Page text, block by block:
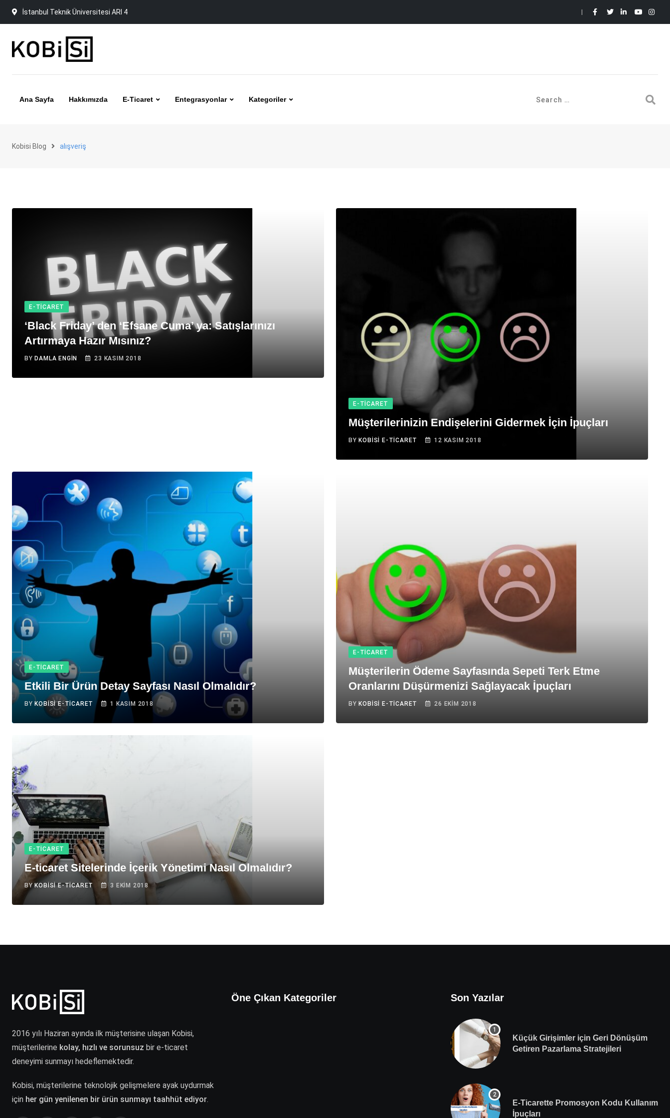
Skip
İstanbul Teknik Üniversitesi ARI 4
Ana Sayfa Hakkımızda E-Ticaret Entegrasyonlar Kategoriler
Kobisi Blog alışveriş
E-TICARET
‘Black Friday’ den ‘Efsane Cuma’ ya: Satışlarınızı
Artırmaya Hazır Mısınız?
BY DAMLA ENGIN 23 KASIM 2018
E-TICARET
Müşterilerinizin Endişelerini Gidermek İçin İpuçları
BY KOBISI E-TICARET 12 KASIM 2018
E-TICARET
Etkili Bir Ürün Detay Sayfası Nasıl Olmalıdır?
BY KOBISI E-TICARET 1 KASIM 2018
E-TICARET
Müşterilerin Ödeme Sayfasında Sepeti Terk Etme
Oranlarını Düşürmenizi Sağlayacak İpuçları
BY KOBISI E-TICARET 26 EKIM 2018
E-TICARET
E-ticaret Sitelerinde İçerik Yönetimi Nasıl Olmalıdır?
BYKOBISI E-TICARET 3 EKIM 2018
2016 yılı Haziran ayında ilk müşterisine ulaşan Kobisi,
müşterilerine kolay, hızlı ve sorunsuz bir e-ticaret
deneyimi sunmayı hedeflemektedir.
Kobisi, müşterilerine teknolojik gelişmelere ayak uydurmak
için her gün yenilenen bir ürün sunmayı taahhüt ediyor.
Öne Çıkan Kategoriler Son Yazılar
Küçük Girişimler için Geri Dönüşüm
Getiren Pazarlama Stratejileri
E-Ticarette Promosyon Kodu Kullanım
İpuçları